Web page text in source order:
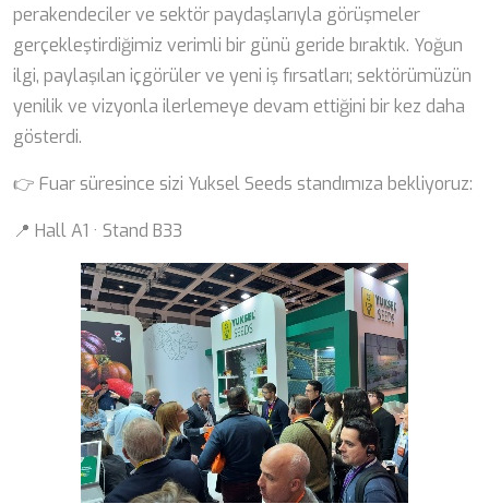
perakendeciler ve sektör paydaşlarıyla görüşmeler
gerçekleştirdiğimiz verimli bir günü geride bıraktık. Yoğun
ilgi, paylaşılan içgörüler ve yeni iş fırsatları; sektörümüzün
yenilik ve vizyonla ilerlemeye devam ettiğini bir kez daha
gösterdi.
👉 Fuar süresince sizi Yuksel Seeds standımıza bekliyoruz:
📍 Hall A1 · Stand B33